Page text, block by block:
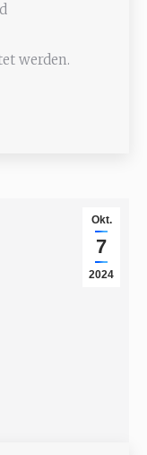
werden.
Okt.
7
2024